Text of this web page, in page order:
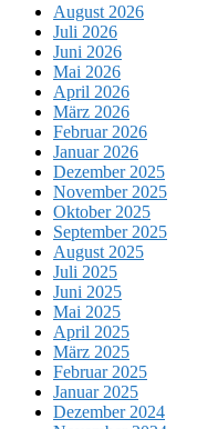
August 2026
Juli 2026
Juni 2026
Mai 2026
April 2026
März 2026
Februar 2026
Januar 2026
Dezember 2025
November 2025
Oktober 2025
September 2025
August 2025
Juli 2025
Juni 2025
Mai 2025
April 2025
März 2025
Februar 2025
Januar 2025
Dezember 2024